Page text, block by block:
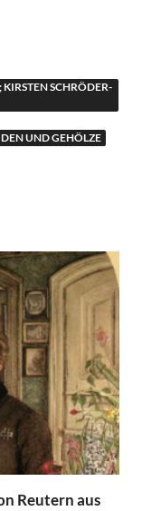
SCHRÖDER-S
UND GEHÖLZE
Reutern aus